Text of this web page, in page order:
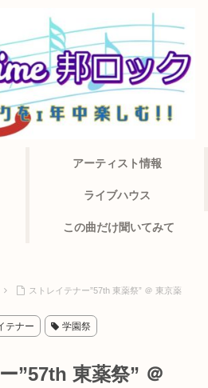
アーティスト情報
ライブハウス
この曲だけ聞いてみて
ストレイテナー”57th 東薬祭” ＠ 東京薬
テナー 学園祭
”57th 東薬祭” ＠